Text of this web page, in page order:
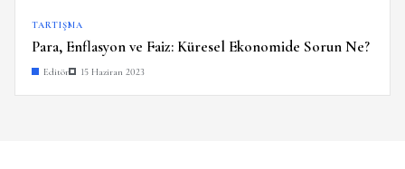
TARTIŞMA
Para, Enflasyon ve Faiz: Küresel Ekonomide Sorun Ne?
Editör 15 Haziran 2023